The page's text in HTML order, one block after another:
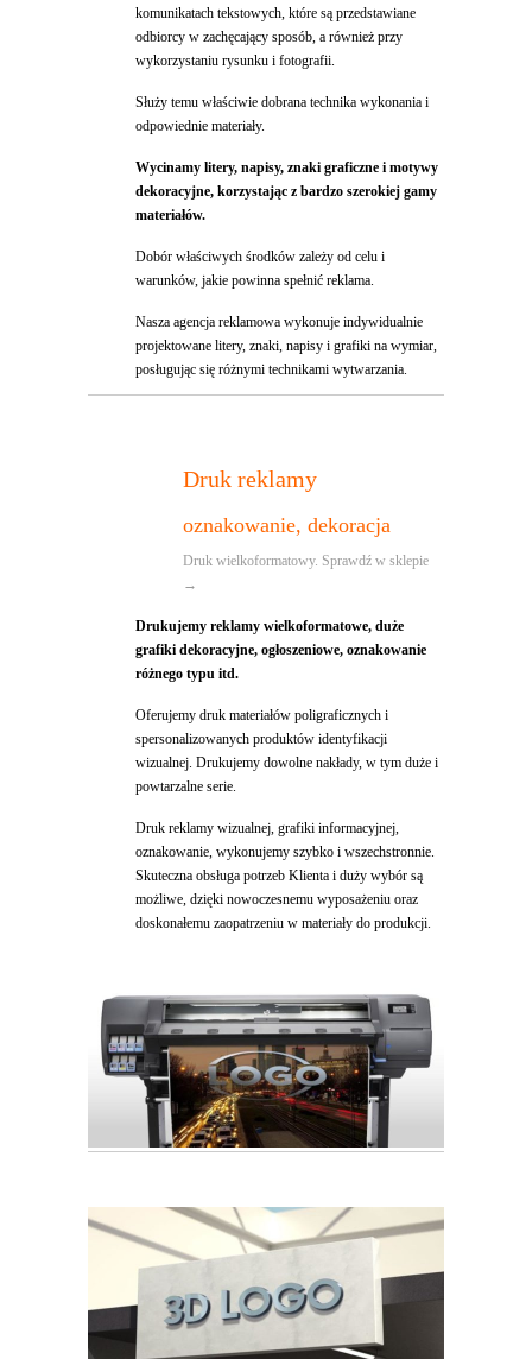
komunikatach tekstowych, które są przedstawiane
odbiorcy w zachęcający sposób, a również przy
wykorzystaniu rysunku i fotografii.
Służy temu właściwie dobrana technika wykonania i
odpowiednie materiały.
Wycinamy litery, napisy, znaki graficzne i motywy
dekoracyjne, korzystając z bardzo szerokiej gamy
materiałów.
Dobór właściwych środków zależy od celu i
warunków, jakie powinna spełnić reklama.
Nasza agencja reklamowa wykonuje indywidualnie
projektowane litery, znaki, napisy i grafiki na wymiar,
posługując się różnymi technikami wytwarzania.
Druk reklamy
oznakowanie, dekoracja
Druk wielkoformatowy. Sprawdź w sklepie
→
Drukujemy reklamy wielkoformatowe, duże
grafiki dekoracyjne, ogłoszeniowe, oznakowanie
różnego typu itd.
Oferujemy druk materiałów poligraficznych i
spersonalizowanych produktów identyfikacji
wizualnej. Drukujemy dowolne nakłady, w tym duże i
powtarzalne serie.
Druk reklamy wizualnej, grafiki informacyjnej,
oznakowanie, wykonujemy szybko i wszechstronnie.
Skuteczna obsługa potrzeb Klienta i duży wybór są
możliwe, dzięki nowoczesnemu wyposażeniu oraz
doskonałemu zaopatrzeniu w materiały do produkcji.